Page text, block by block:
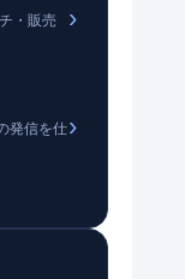
・販売
›
発信を仕›